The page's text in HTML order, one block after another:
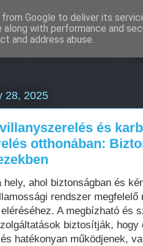
készítés
28, 2025
és
otthonában:
hely, ahol biztonságban és
rendszer
A megbízható és
biztosítják, hogy
hatékonyan működjenek,
Google to deliver its
along with performance and
and address abuse.